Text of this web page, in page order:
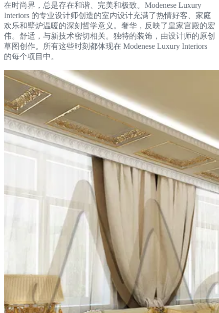
在时尚界，总是存在和谐、完美和极致。Modenese Luxury
Interiors 的专业设计师创造的室内设计充满了热情好客、家庭
欢乐和壁炉温暖的深刻哲学意义。奢华，反映了皇家宫殿的宏
伟。舒适，与新技术密切相关。独特的装饰，由设计师的原创
草图创作。所有这些时刻都体现在 Modenese Luxury Interiors
的每个项目中。